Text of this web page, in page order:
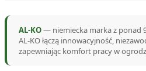
AL-KO— niemiecka marka z ponad
AL-KO łączą innowacyjność,
zapewniając komfort pracy w